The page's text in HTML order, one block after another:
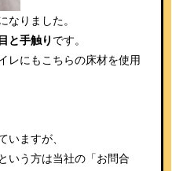
なりました。
と手触り です。
レにもこちらの床材を使用
いますが、
いう方は当社の「お問合